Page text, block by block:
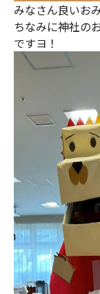
みなさん良いお
ちなみに神社の
ですヨ！